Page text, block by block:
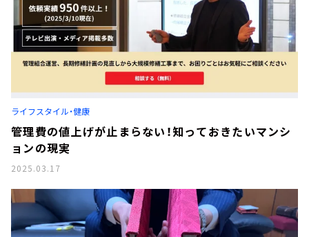
ライフスタイル・健康
管理費の値上げが止まらない！知っておきたいマンシ
ョンの現実
2025.03.17